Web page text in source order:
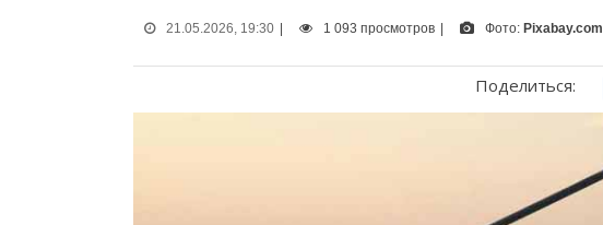
21.05.2026, 19:30 | 1 093 просмотров | Фото: Pixabay.com
Поделиться: